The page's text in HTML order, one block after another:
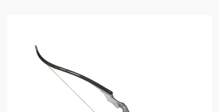
Средства для ухода за оружием
Тюнинг оружия и ЗИП